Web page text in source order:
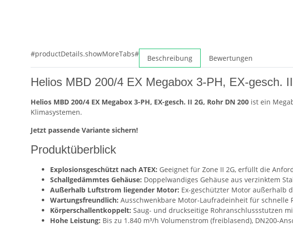
#productDetails.showMoreTabs# Beschreibung Bewertungen
Helios MBD 200/4 EX Megabox 3-PH, EX-gesch.
Helios MBD 200/4 EX Megabox 3-PH, EX-gesch. II 2G, Rohr DN 200 ist ein
Klimasystemen.
Jetzt passende Variante sichern!
Produktüberblick
Explosionsgeschützt nach ATEX: Geeignet für Zone II 2G, erfüllt die
Schallgedämmtes Gehäuse: Doppelwandiges Gehäuse aus verzinktem
Außerhalb Luftstrom liegender Motor: Ex-geschützter Motor außerhalb
Wartungsfreundlich: Ausschwenkbare Motor-Laufradeinheit für schnelle
Körperschallentkoppelt: Saug- und druckseitige Rohranschlussstutzen
Hohe Leistung: Bis zu 1.840 m³/h Volumenstrom (freiblasend), DN200-